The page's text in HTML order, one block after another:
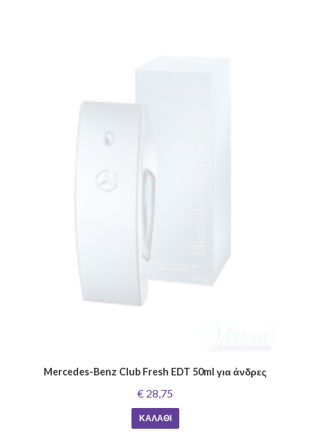
Mercedes-Benz Club Fresh EDT 50ml για άνδρες
€ 28,75
ΚΑΛΆΘΙ